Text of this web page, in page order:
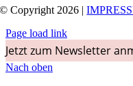
© Copyright 2026 |
Page load link
Jetzt zum Newsletter
Nach oben